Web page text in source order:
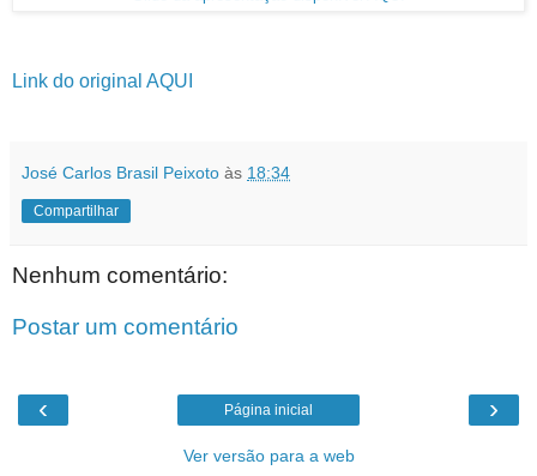
Link do original AQUI
José Carlos Brasil Peixoto às 18:34
Compartilhar
Nenhum comentário:
Postar um comentário
‹ ›
Página inicial
Ver versão para a web